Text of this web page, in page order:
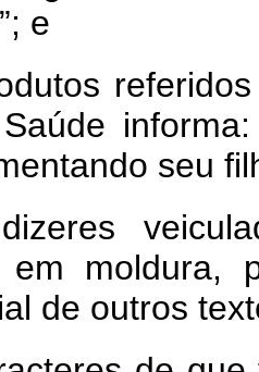
e
seu
em moldura,
de outros